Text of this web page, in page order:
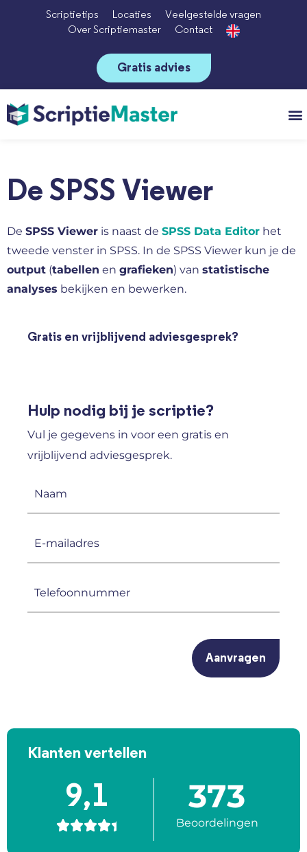
Scriptietips Locaties
Veelgestelde vragen
Over Scriptiemaster
Contact
Gratis advies
De SPSS Viewer
De SPSS Viewer is naast de SPSS Data Editor het
tweede venster in SPSS. In de SPSS Viewer kun je de
output (tabellen en grafieken) van statistische
analyses bekijken en bewerken.
Gratis en vrijblijvend adviesgesprek?
Hulp nodig bij je scriptie?
Vul je gegevens in voor een gratis en
vrijblijvend adviesgesprek.
Klanten vertellen
9,1

373
Beoordelingen